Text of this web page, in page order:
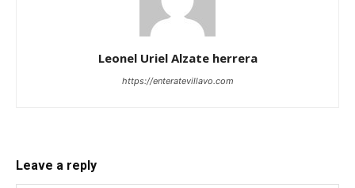
Leonel Uriel Alzate herrera
https://enteratevillavo.com
Leave a reply